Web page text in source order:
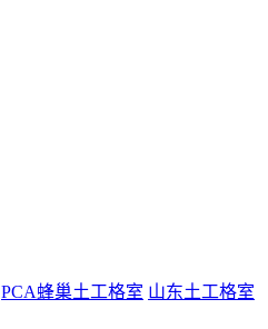
PCA蜂巢土工格室 山东土工格室